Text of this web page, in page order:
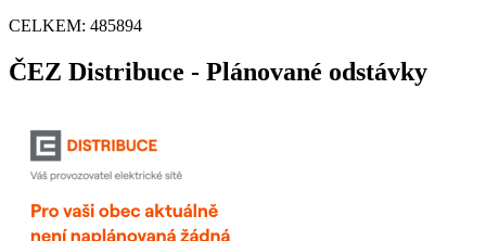
CELKEM: 485894
ČEZ Distribuce - Plánované odstávky